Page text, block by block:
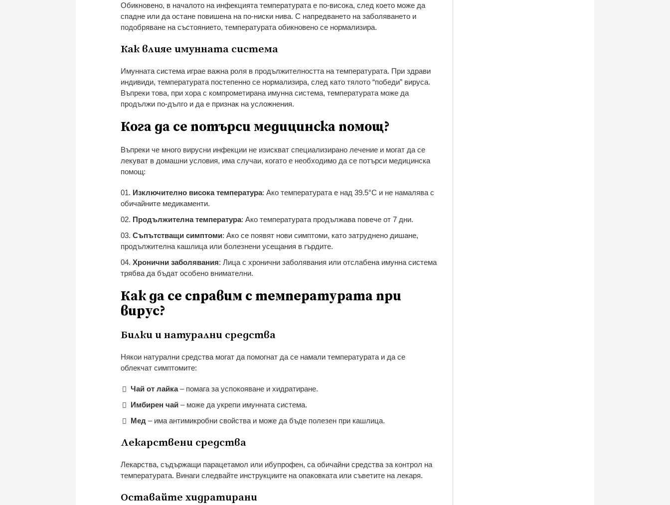
Обикновено, в началото на инфекцията температурата е по-висока, след което може да
спадне или да остане повишена на по-ниски нива. С напредването на заболяването и
подобряване на състоянието, температурата обикновено се нормализира.
Как влияе имунната система
Имунната система играе важна роля в продължителността на температурата. При здрави
индивиди, температурата постепенно се нормализира, след като тялото “победи” вируса.
Въпреки това, при хора с компрометирана имунна система, температурата може да
продължи по-дълго и да е признак на усложнения.
Кога да се потърси медицинска помощ?
Въпреки че много вирусни инфекции не изискват специализирано лечение и могат да се
лекуват в домашни условия, има случаи, когато е необходимо да се потърси медицинска
помощ:
Изключително висока температура: Ако температурата е над 39.5°C и не намалява с
обичайните медикаменти.
Продължителна температура: Ако температурата продължава повече от 7 дни.
Съпътстващи симптоми: Ако се появят нови симптоми, като затруднено дишане,
продължителна кашлица или болезнени усещания в гърдите.
Хронични заболявания: Лица с хронични заболявания или отслабена имунна система
трябва да бъдат особено внимателни.
Как да се справим с температурата при
вирус?
Билки и натурални средства
Някои натурални средства могат да помогнат да се намали температурата и да се
облекчат симптомите:
Чай от лайка– помага за успокояване и хидратиране.
Имбирен чай – може да укрепи имунната система.
Мед – има антимикробни свойства и може да бъде полезен при кашлица.
Лекарствени средства
Лекарства, съдържащи парацетамол или ибупрофен, са обичайни средства за контрол на
температурата. Винаги следвайте инструкциите на опаковката или съветите на лекаря.
Оставайте хидратирани